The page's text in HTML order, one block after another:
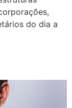
do dia a